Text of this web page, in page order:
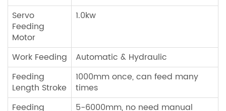
Servo
Feeding
Motor
1.0kw
Work Feeding
Automatic & Hydraulic
Feeding
Length Stroke
1000mm once, can feed many
times
Feeding
5-6000mm, no need manual